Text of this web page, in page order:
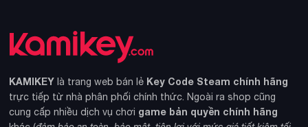
KAMIKEY là trang web bán lẻ Key Code Steam chính hãng
trực tiếp từ nhà phân phối chính thức. Ngoài ra shop cũng
cung cấp nhiều dịch vụ chơi game bản quyền chính hãng